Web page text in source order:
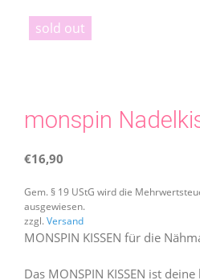
sold out
monspin
€16,90
Gem. § 19 UStG wird die
ausgewiesen.
zzgl. Versand
MONSPIN KISSEN für die
Das MONSPIN KISSEN ist